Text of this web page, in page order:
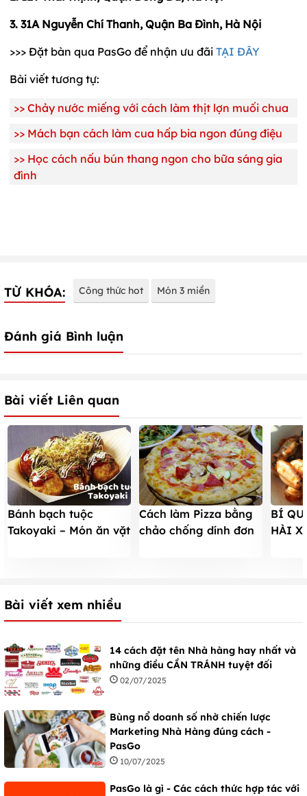
3. 31A Nguyễn Chí Thanh, Quận Ba Đình, Hà Nội
>>> Đặt bàn qua PasGo để nhận ưu đãi TẠI ĐÂY
Bài viết tương tự:
>> Chảy nước miếng với cách làm thịt lợn muối chua
>> Mách bạn cách làm cua hấp bia ngon đúng điệu
>> Học cách nấu bún thang ngon cho bữa sáng gia
đình
TỪ KHÓA: Công thức hot Món 3 miền
Đánh giá Bình luận
Bài viết Liên quan
Bánh bạch tuộc
Takoyaki – Món ăn vặt
Cách làm Pizza bằng
chảo chống dính đơn
BÍ
HÀI
Bài viết xem nhiều
14 cách đặt tên Nhà hàng hay nhất và
những điều CẦN TRÁNH tuyệt đối
02/07/2025
Bùng nổ doanh số nhờ chiến lược
Marketing Nhà Hàng đúng cách -
PasGo
10/07/2025
PasGo là gì - Các cách thức hợp tác với